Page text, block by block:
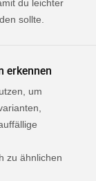
du leichter
sollte.
erkennen
um
zu ähnlichen